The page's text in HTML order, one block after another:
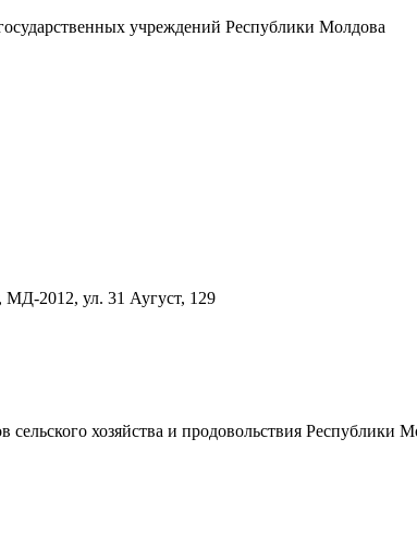
учреждений Республики Молдова
2012, ул. 31 Аугуст, 129
сельского хозяйства и продовольствия